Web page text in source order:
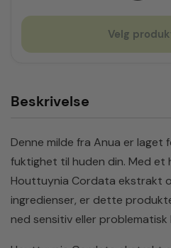
Velg
Beskrivelse
Denne milde fra Anua er laget
fuktighet til huden din. Med et
Houttuynia Cordata ekstrakt
ingredienser, er dette
ned sensitiv eller problematisk